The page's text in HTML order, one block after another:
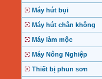
Máy hút bụi
Máy hút chân không
Máy làm mộc
Máy Nông Nghiệp
Thiết bị phun sơn